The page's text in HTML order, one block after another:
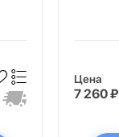
Цена
7 260 ₽